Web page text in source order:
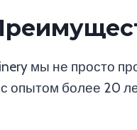
мы не просто
опытом более 20